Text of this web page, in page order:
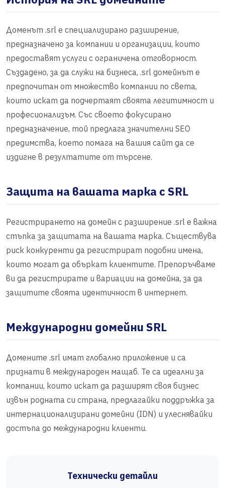
Доменът .srl е специализирано разширение,
предназначено за компании и организации, които
предоставят услуги с ограничена отговорност.
Създадено, за да служи на бизнеса, .srl домейнът е
предпочитан от множество компании по света,
които искат да подчертаят своята легитимност и
професионализъм. Със своето фокусирано
предназначение, той предлага значителни SEO
предимства, което помага на вашия сайт да се
издигне в резултатите от търсене.
Защита на вашата марка с SRL
Регистрирането на домейн с разширение .srl е важна
стъпка за защитата на вашата марка. Съществува
риск конкуренти да регистрират подобни имена,
които могат да объркат клиентите. Препоръчваме
ви да регистрирате и вариации на домейна, за да
защитите своята идентичност в интернет.
Международни домейни SRL
Домените .srl имат глобално приложение и са
признати в международен мащаб. Те са идеални за
компании, които искат да разширят своя бизнес
извън родната си страна, предлагайки поддръжка за
интернационализирани домейни (IDN) и улеснявайки
достъпа до международни клиенти.
Технически детайли